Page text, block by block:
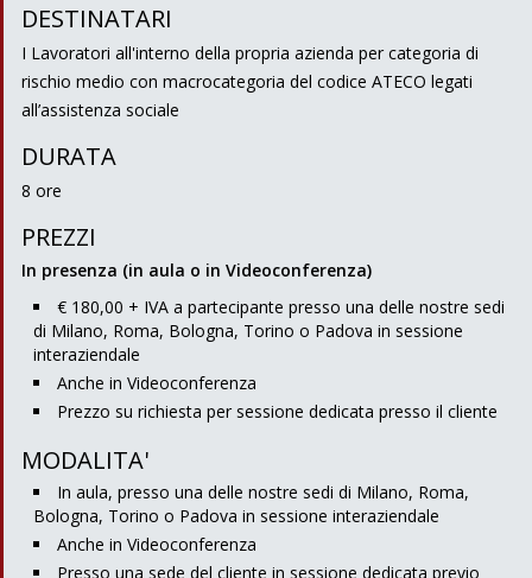
DESTINATARI
I Lavoratori all'interno della propria azienda per categoria di
rischio medio con macrocategoria del codice ATECO legati
all’assistenza sociale
DURATA
8 ore
PREZZI
In presenza (in aula o in Videoconferenza)
€ 180,00 + IVA a partecipante presso una delle nostre sedi
di Milano, Roma, Bologna, Torino o Padova in sessione
interaziendale
Anche in Videoconferenza
Prezzo su richiesta per sessione dedicata presso il cliente
MODALITA'
In aula, presso una delle nostre sedi di Milano, Roma,
Bologna, Torino o Padova in sessione interaziendale
Anche in Videoconferenza
Presso una sede del cliente in sessione dedicata previo